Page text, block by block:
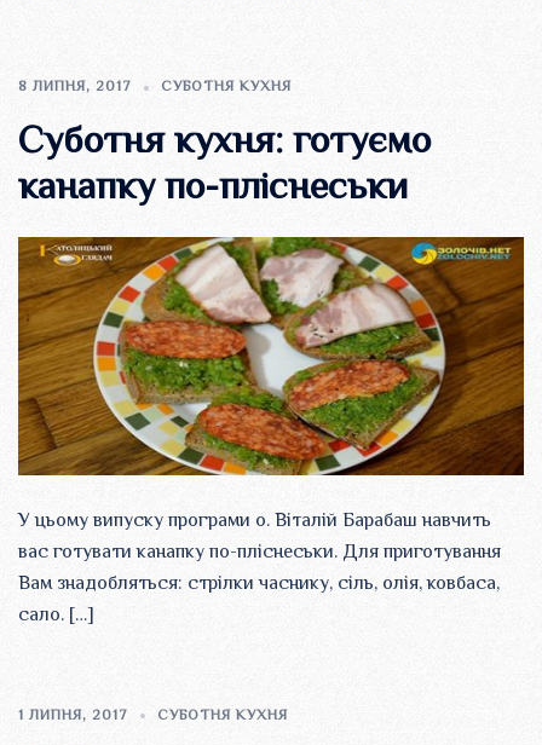
8 ЛИПНЯ, 2017 СУБОТНЯ КУХНЯ
Суботня кухня: готуємо
канапку по-пліснеськи
У цьому випуску програми о. Віталій Барабаш навчить
вас готувати канапку по-пліснеськи. Для приготування
Вам знадобляться: стрілки часнику, сіль, олія, ковбаса,
сало. […]
1 ЛИПНЯ, 2017 СУБОТНЯ КУХНЯ